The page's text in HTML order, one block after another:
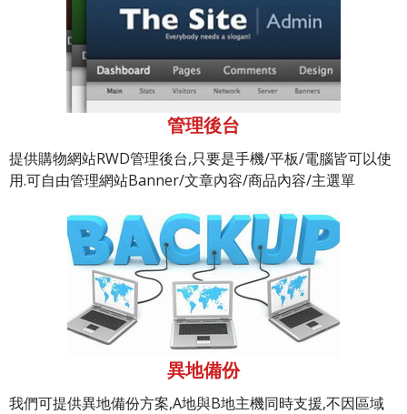
管理後台
提供購物網站RWD管理後台,只要是手機/平板/電腦皆可以使
用.可自由管理網站Banner/文章內容/商品內容/主選單
異地備份
我們可提供異地備份方案,A地與B地主機同時支援,不因區域